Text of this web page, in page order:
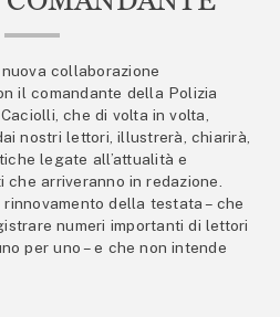
collaborazione
il comandante della Polizia
che di volta in volta,
nostri lettori, illustrerà, chiarirà,
legate all’attualità e
arriveranno in redazione.
della testata – che
numeri importanti di lettori
per uno – e che non intende